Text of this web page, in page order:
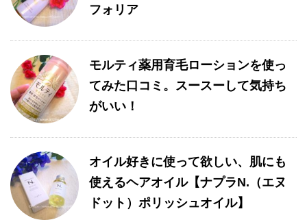
フォリア
モルティ薬用育毛ローションを使っ
てみた口コミ。スースーして気持ち
がいい！
オイル好きに使って欲しい、肌にも
使えるヘアオイル【ナプラN.（エヌ
ドット）ポリッシュオイル】